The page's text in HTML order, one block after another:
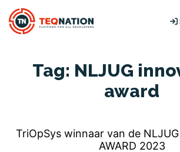
Tag: NLJUG
award
TriOpSys winnaar van de NLJUG
AWARD 2023